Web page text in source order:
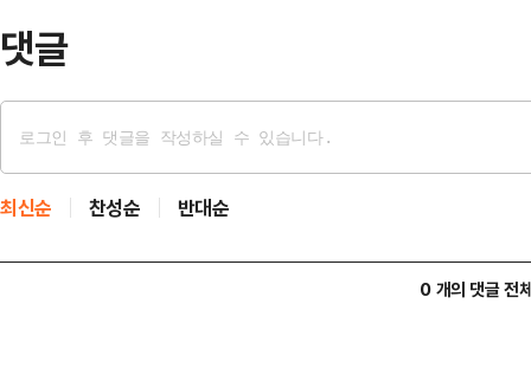
댓글
최신순 찬성순 반대순
0 개의 댓글 전